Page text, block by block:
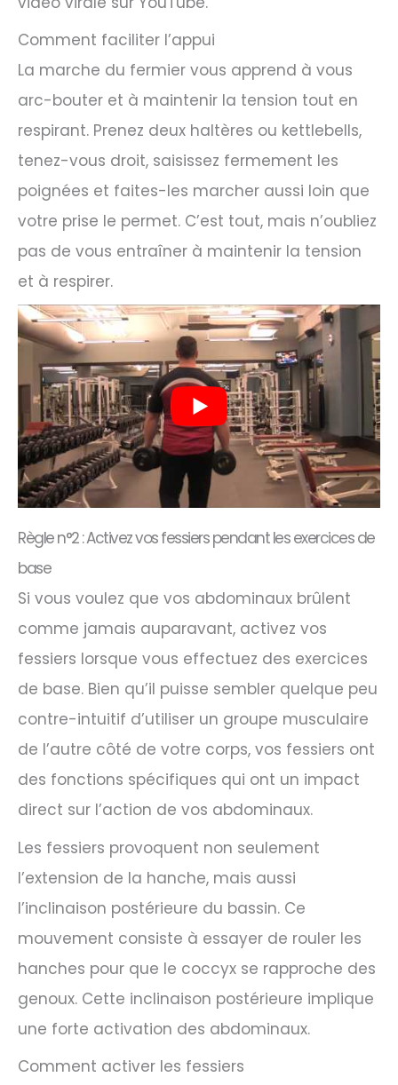
Comment faciliter l’appui
La marche du fermier vous apprend à vous
arc-bouter et à maintenir la tension tout en
respirant. Prenez deux haltères ou kettlebells,
tenez-vous droit, saisissez fermement les
poignées et faites-les marcher aussi loin que
votre prise le permet. C’est tout, mais n’oubliez
pas de vous entraîner à maintenir la tension
et à respirer.
Règle n°2 : Activez vos fessiers pendant les exercices de
base
Si vous voulez que vos abdominaux brûlent
comme jamais auparavant, activez vos
fessiers lorsque vous effectuez des exercices
de base. Bien qu’il puisse sembler quelque peu
contre-intuitif d’utiliser un groupe musculaire
de l’autre côté de votre corps, vos fessiers ont
des fonctions spécifiques qui ont un impact
direct sur l’action de vos abdominaux.
Les fessiers provoquent non seulement
l’extension de la hanche, mais aussi
l’inclinaison postérieure du bassin. Ce
mouvement consiste à essayer de rouler les
hanches pour que le coccyx se rapproche des
genoux. Cette inclinaison postérieure implique
une forte activation des abdominaux.
Comment activer les fessiers